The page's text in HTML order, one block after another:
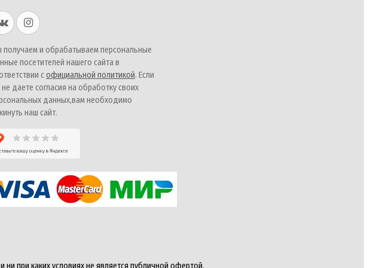
и обрабатываем персональные
посетителей нашего сайта в
софициальной политикой. Если
даете согласия на обработку своих
данных,вам необходимо
наш сайт.
при каких условиях не является публичной офертой,